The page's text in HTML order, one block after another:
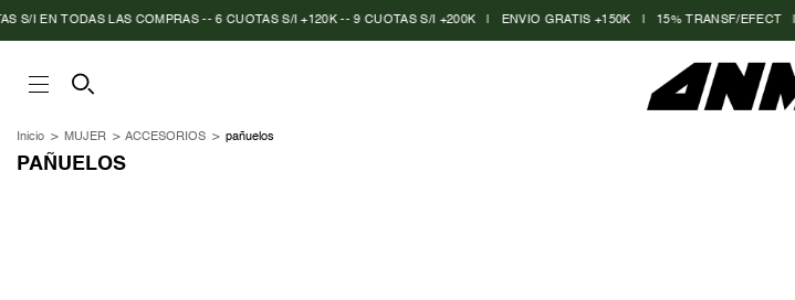
S/I EN TODAS LAS COMPRAS -- 6 CUOTAS S/I +120K -- 9 CUOTAS S/I +200K | ENVIO GRATIS +150K | 15% TRANSF/EFECT
Inicio > MUJER > ACCESORIOS > pañuelos
PAÑUELOS